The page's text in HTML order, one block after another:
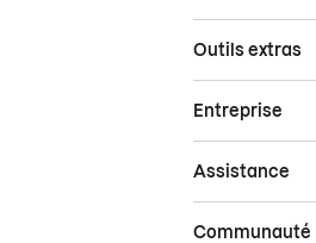
Outils extras
Entreprise
Assistance
Communauté